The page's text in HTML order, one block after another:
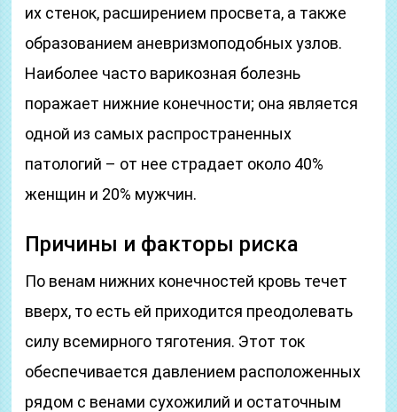
их стенок, расширением просвета, а также
образованием аневризмоподобных узлов.
Наиболее часто варикозная болезнь
поражает нижние конечности; она является
одной из самых распространенных
патологий – от нее страдает около 40%
женщин и 20% мужчин.
Причины и факторы риска
По венам нижних конечностей кровь течет
вверх, то есть ей приходится преодолевать
силу всемирного тяготения. Этот ток
обеспечивается давлением расположенных
рядом с венами сухожилий и остаточным